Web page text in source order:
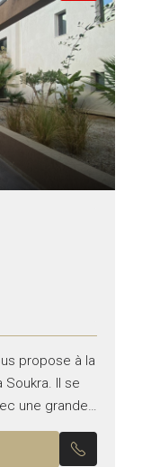
propose à la
Il se
une grande
chambres...